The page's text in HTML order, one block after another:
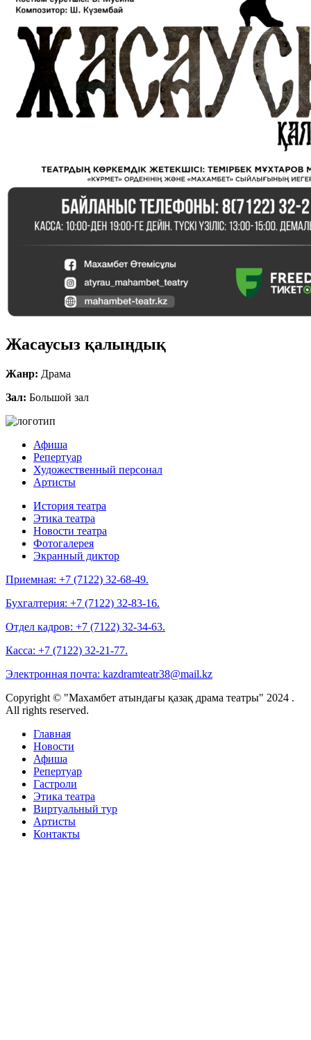
Жасаусыз қалыңдық
Жанр: Драма
Зал: Большой зал
Афиша
Репертуар
Художественный персонал
Артисты
История театра
Этика театра
Новости театра
Фотогалерея
Экранный диктор
Приемная: +7 (7122) 32-68-49.
Бухгалтерия: +7 (7122) 32-83-16.
Отдел кадров: +7 (7122) 32-34-63.
Касса: +7 (7122) 32-21-77.
Электронная почта: kazdramteatr38@mail.kz
Copyright © "Махамбет атындағы қазақ драма театры" 2024 .
All rights reserved.
Главная
Новости
Афиша
Репертуар
Гастроли
Этика театра
Виртуальный тур
Артисты
Контакты